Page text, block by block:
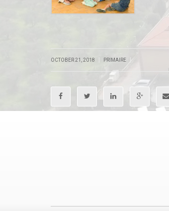
OCTOBER 21, 2018 | PRIMAIRE